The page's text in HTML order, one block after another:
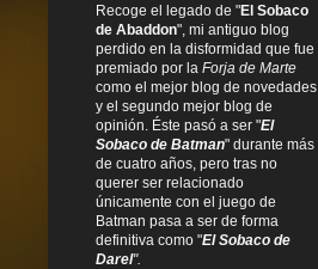
Recoge el legado de "El Sobaco
de Abaddon", mi antiguo blog
perdido en la disformidad que fue
premiado por la Forja de Marte
como el mejor blog de novedades
y el segundo mejor blog de
opinión. Éste pasó a ser "El
Sobaco de Batman" durante más
de cuatro años, pero tras no
querer ser relacionado
únicamente con el juego de
Batman pasa a ser de forma
definitiva como "El Sobaco de
Darel".